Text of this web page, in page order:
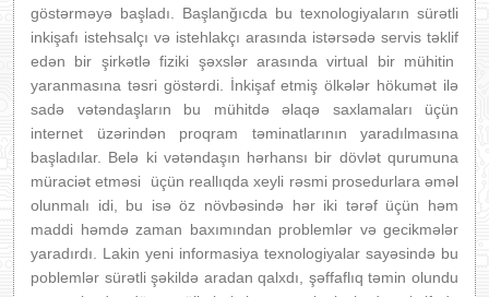
göstərməyə başladı. Başlanğıcda bu texnologiyaların sürətli
inkişafı istehsalçı və istehlakçı arasında istərsədə servis təklif
edən bir şirkətlə fiziki şəxslər arasında virtual bir mühitin
yaranmasına təsri göstərdi. İnkişaf etmiş ölkələr hökumət ilə
sadə vətəndaşların bu mühitdə əlaqə saxlamaları üçün
internet üzərindən proqram təminatlarının yaradılmasına
başladılar. Belə ki vətəndaşın hərhansı bir dövlət qurumuna
müraciət etməsi üçün reallıqda xeyli rəsmi prosedurlara əməl
olunmalı idi, bu isə öz növbəsində hər iki tərəf üçün həm
maddi həmdə zaman baxımından problemlər və gecikmələr
yaradırdı. Lakin yeni informasiya texnologiyalar sayəsində bu
poblemlər sürətli şəkildə aradan qalxdı, şəffaflıq təmin olundu